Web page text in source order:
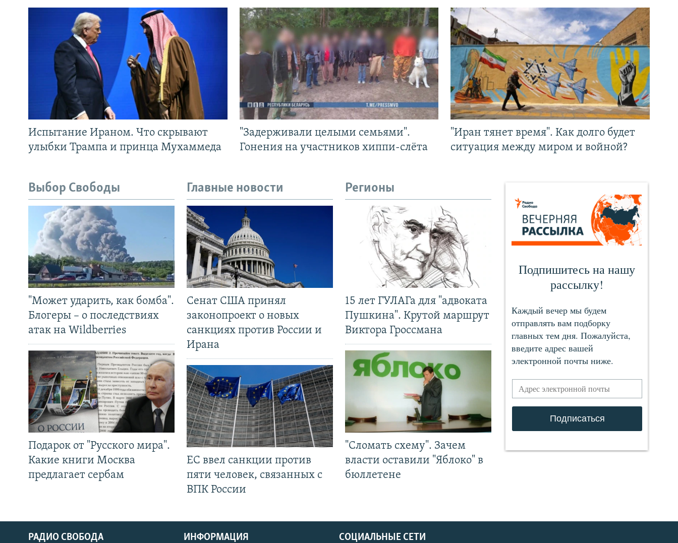
Испытание Ираном. Что скрывают
улыбки Трампа и принца Мухаммеда
"Задерживали целыми семьями".
Гонения на участников хиппи-слёта
"Иран тянет время". Как долго будет
ситуация между миром и войной?
Выбор Свободы
"Может ударить, как бомба".
Блогеры – о последствиях
атак на Wildberries
Подарок от "Русского мира".
Какие книги Москва
предлагает сербам
Главные новости
Сенат США принял
законопроект о новых
санкциях против России и
Ирана
ЕС ввел санкции против
пяти человек, связанных с
ВПК России
Регионы
15 лет ГУЛАГа для "адвоката
Пушкина". Крутой маршрут
Виктора Гроссмана
"Сломать схему". Зачем
власти оставили "Яблоко" в
бюллетене
СОЦИАЛЬНЫЕ СЕТИ
РАДИО СВОБОДА ИНФОРМАЦИЯ